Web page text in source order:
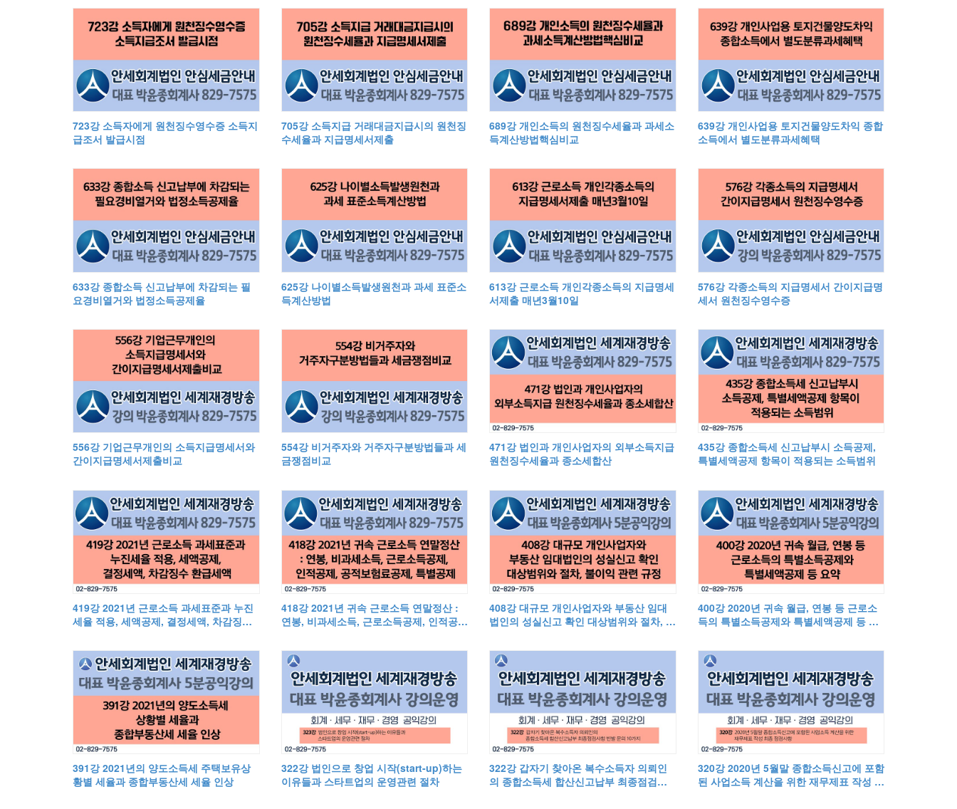
723강 소득자에게 원천징수영수증 소득지
급조서 발급시점
705강 소득지급 거래대금지급시의 원천징
수세율과 지급명세서제출
689강 개인소득의 원천징수세율과 과세소
득계산방법핵심비교
639강 개인사업용 토지건물양도차익 종합
소득에서 별도분류과세혜택
633강 종합소득 신고납부에 차감되는 필
요경비열거와 법정소득공제율
625강 나이별소득발생원천과 과세 표준소
득계산방법
613강 근로소득 개인각종소득의 지급명세
서제출 매년3월10일
576강 각종소득의 지급명세서 간이지급명
세서 원천징수영수증
556강 기업근무개인의 소득지급명세서와
간이지급명세서제출비교
554강 비거주자와 거주자구분방법들과 세
금쟁점비교
471강 법인과 개인사업자의 외부소득지급
원천징수세율과 종소세합산
435강 종합소득세 신고납부시 소득공제,
특별세액공제 항목이 적용되는 소득범위
419강 2021년 근로소득 과세표준과 누진
세율 적용, 세액공제, 결정세액, 차감징수
418강 2021년 귀속 근로소득 연말정산 :
연봉, 비과세소득, 근로소득공제, 인적공
408강 대규모 개인사업자와 부동산 임대
법인의 성실신고 확인 대상범위와 절차, 불
400강 2020년 귀속 월급, 연봉 등 근로소
득의 특별소득공제와 특별세액공제 등 요
391강 2021년의 양도소득세 주택보유상
황별 세율과 종합부동산세 세율 인상
322강 법인으로 창업 시작(start-up)하는
이유들과 스타트업의 운영관련 절차
322강 갑자기 찾아온 복수소득자 의뢰인
의 종합소득세 합산신고납부 최종점검사
320강 2020년 5월말 종합소득신고에 포함
된 사업소득 계산을 위한 재무제표 작성 최